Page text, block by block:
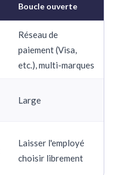
Boucle ouverte
Réseau de
paiement (Visa,
etc.), multi-marques
Large
Laisser l'employé
choisir librement